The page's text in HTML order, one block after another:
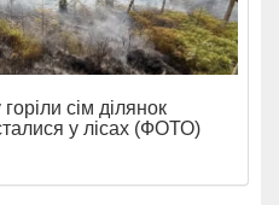
сім ділянок
у лісах (ФОТО)